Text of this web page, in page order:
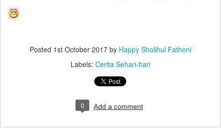
Posted 1st October 2017 by Happy Sholihul Fathoni
Labels: Cerita Sehari-hari
0 Add a comment